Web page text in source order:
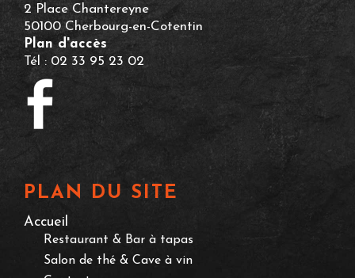
2 Place Chantereyne
50100 Cherbourg-en-Cotentin
Plan d'accès
Tél : 02 33 95 23 02
PLAN DU SITE
Accueil
Restaurant & Bar à tapas
Salon de thé & Cave à vin